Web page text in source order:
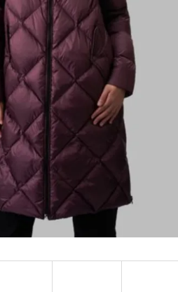
MUSTANG PÁNSKÉ TRIKO S KRÁTKÝM
RUKÁVEM
399 Kč